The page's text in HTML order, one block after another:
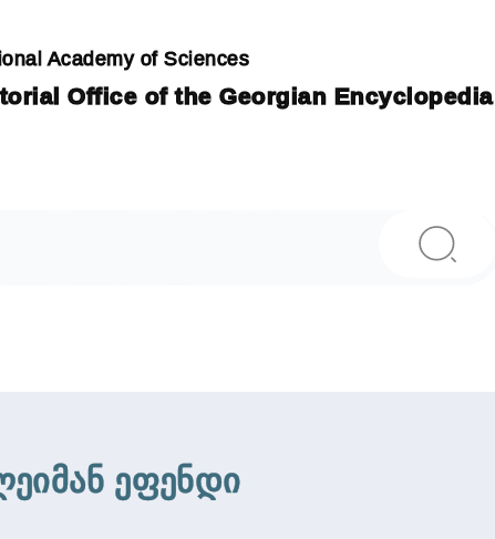
Academy of Sciences
Office of the Georgian Encyclopedia
ეფენდი